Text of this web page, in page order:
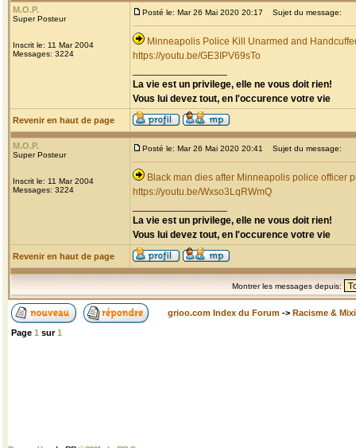
M.O.P.
Super Posteur
Inscrit le: 11 Mar 2004
Messages: 3224
Posté le: Mar 26 Mai 2020 20:17 Sujet du message:
Minneapolis Police Kill Unarmed and
https://youtu.be/GE3IPV69sTo
La vie est un privilege, elle ne vous doit rien!
Vous lui devez tout, en l'occurence votre vie
Revenir en haut de page
M.O.P.
Super Posteur
Inscrit le: 11 Mar 2004
Messages: 3224
Posté le: Mar 26 Mai 2020 20:41 Sujet du message:
Black man dies after Minneapolis police officer
https://youtu.be/Wxso3LqRWmQ
La vie est un privilege, elle ne vous doit rien!
Vous lui devez tout, en l'occurence votre vie
Revenir en haut de page
Montrer les messages depuis:
grioo.com Index du Forum -> Racisme &
Page 1 sur1